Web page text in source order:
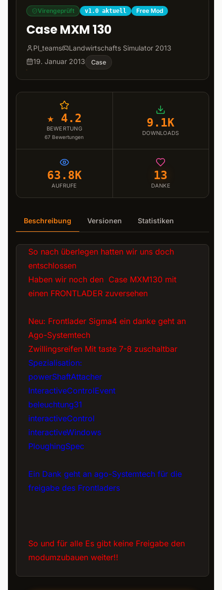
Virengeprüft v1.0 aktuell Free Mod
Case MXM 130
Pl_teams
Landwirtschafts Simulator 2013
19. Januar 2013
Case
★ 4.2
BEWERTUNG
67 Bewertungen
9.1K
DOWNLOADS
63.8K
AUFRUFE
13
DANKE
Beschreibung Versionen Statistiken
So nach überlegen hatten wir uns doch
entschlossen
Haben wir noch den Case MXM130 mit
einen FRONTLADER zuversehen
Neu: Frontlader Sigma4 ein danke geht an
Ago-Systemtech
Zwillingsreifen Mit taste 7-8 zuschaltbar
Spezialisation:
powerShaftAttacher
InteractiveControlEvent
beleuchtung31
interactiveControl
interactiveWindows
PloughingSpec
Ein Dank geht an ago-Systemtech für die
freigabe des Frontladers
So und für alle Es gibt keine Freigabe den
modumzubauen weiter!!